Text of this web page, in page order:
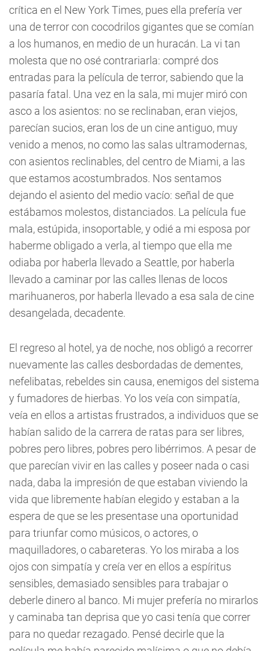
crítica en el New York Times, pues ella prefería ver
una de terror con cocodrilos gigantes que se comían
a los humanos, en medio de un huracán. La vi tan
molesta que no osé contrariarla: compré dos
entradas para la película de terror, sabiendo que la
pasaría fatal. Una vez en la sala, mi mujer miró con
asco a los asientos: no se reclinaban, eran viejos,
parecían sucios, eran los de un cine antiguo, muy
venido a menos, no como las salas ultramodernas,
con asientos reclinables, del centro de Miami, a las
que estamos acostumbrados. Nos sentamos
dejando el asiento del medio vacío: señal de que
estábamos molestos, distanciados. La película fue
mala, estúpida, insoportable, y odié a mi esposa por
haberme obligado a verla, al tiempo que ella me
odiaba por haberla llevado a Seattle, por haberla
llevado a caminar por las calles llenas de locos
marihuaneros, por haberla llevado a esa sala de cine
desangelada, decadente.
El regreso al hotel, ya de noche, nos obligó a recorrer
nuevamente las calles desbordadas de dementes,
nefelibatas, rebeldes sin causa, enemigos del sistema
y fumadores de hierbas. Yo los veía con simpatía,
veía en ellos a artistas frustrados, a individuos que se
habían salido de la carrera de ratas para ser libres,
pobres pero libres, pobres pero libérrimos. A pesar de
que parecían vivir en las calles y poseer nada o casi
nada, daba la impresión de que estaban viviendo la
vida que libremente habían elegido y estaban a la
espera de que se les presentase una oportunidad
para triunfar como músicos, o actores, o
maquilladores, o cabareteras. Yo los miraba a los
ojos con simpatía y creía ver en ellos a espíritus
sensibles, demasiado sensibles para trabajar o
deberle dinero al banco. Mi mujer prefería no mirarlos
y caminaba tan deprisa que yo casi tenía que correr
para no quedar rezagado. Pensé decirle que la